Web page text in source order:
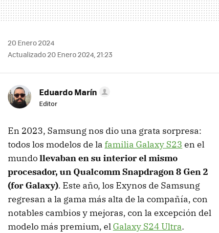
20 Enero 2024
Actualizado 20 Enero 2024, 21:23
Eduardo Marín
Editor
En 2023, Samsung nos dio una grata sorpresa:
todos los modelos de la familia Galaxy S23 en el
mundollevaban en su interior el mismo
procesador, un Qualcomm Snapdragon 8 Gen 2
(for Galaxy). Este año, los Exynos de Samsung
regresan a la gama más alta de la compañía, con
notables cambios y mejoras, con la excepción del
modelo más premium, el Galaxy S24 Ultra.